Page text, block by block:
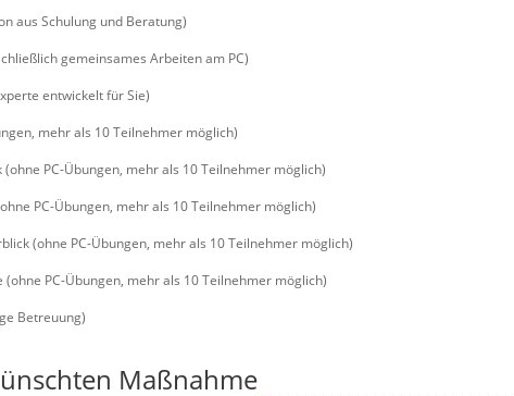
aus Schulung und Beratung)
gemeinsames Arbeiten am PC)
entwickelt für Sie)
mehr als 10 Teilnehmer möglich)
PC-Übungen, mehr als 10 Teilnehmer möglich)
PC-Übungen, mehr als 10 Teilnehmer möglich)
(ohne PC-Übungen, mehr als 10 Teilnehmer möglich)
(ohne PC-Übungen, mehr als 10 Teilnehmer möglich)
Betreuung)
Maßnahme